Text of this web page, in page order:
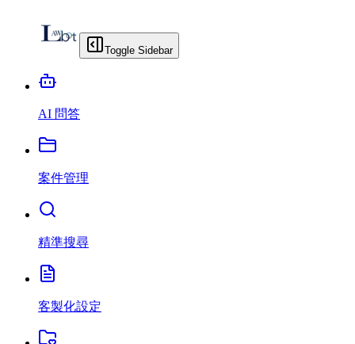
Toggle Sidebar
AI 問答
案件管理
精準搜尋
客製化設定